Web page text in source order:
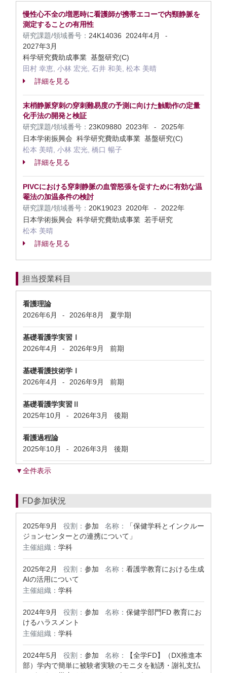
慢性心不全の増悪時に看護師が携帯エコーで内頸静脈を
測定することの有用性
研究課題/領域番号： 24K14036 2024年4月 -
2027年3月
科学研究費助成事業 基盤研究(C)
田村 幸恵, 小林 宏光, 石井 和美, 松本 美晴
詳細を見る
末梢静脈穿刺の穿刺難易度の予測に向けた触動作の定量
化手法の開発と検証
研究課題/領域番号： 23K09880 2023年 -
2025年
日本学術振興会 科学研究費助成事業 基盤研究(C)
松本 美晴, 小林 宏光, 橋口 暢子
詳細を見る
PIVCにおける穿刺静脈の血管怒張を促すために有効な温
罨法の加温条件の検討
研究課題/領域番号： 20K19023 2020年 -
2022年
日本学術振興会 科学研究費助成事業 若手研究
松本 美晴
詳細を見る
担当授業科目
看護理論
2026年6月
- 2026年8月 夏学期
基礎看護学実習Ⅰ
2026年4月
- 2026年9月 前期
基礎看護技術学Ⅰ
2026年4月
- 2026年9月 前期
基礎看護学実習Ⅱ
2025年10月
- 2026年3月 後期
看護過程論
2025年10月
- 2026年3月 後期
▼全件表示
FD参加状況
2025年9月 役割： 参加 名称：
「保健学科とインクルー
ジョンセンターとの連携について」
主催組織： 学科
2025年2月 役割： 参加 名称： 看護学教育における生成
AIの活用について
主催組織： 学科
2024年9月 役割： 参加 名称： 保健学部門FD 教育にお
けるハラスメント
主催組織： 学科
2024年5月 役割： 参加 名称：
【全学FD】（DX推進本
部）学内で簡単に被験者実験のモニタを勧誘・謝礼支払